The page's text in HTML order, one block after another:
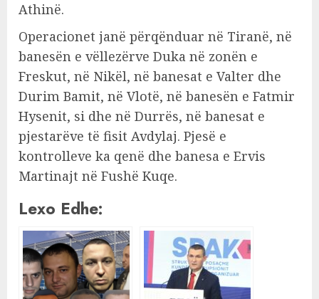
Athinë.
Operacionet janë përqënduar në Tiranë, në
banesën e vëllezërve Duka në zonën e
Freskut, në Nikël, në banesat e Valter dhe
Durim Bamit, në Vlotë, në banesën e Fatmir
Hysenit, si dhe në Durrës, në banesat e
pjestarëve të fisit Avdylaj. Pjesë e
kontrolleve ka qenë dhe banesa e Ervis
Martinajt në Fushë Kuqe.
Lexo Edhe: